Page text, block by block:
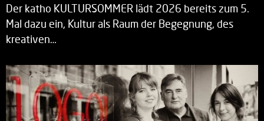
Der katho KULTURSOMMER lädt 2026 bereits zum 5.
Mal dazu ein, Kultur als Raum der Begegnung, des
kreativen…